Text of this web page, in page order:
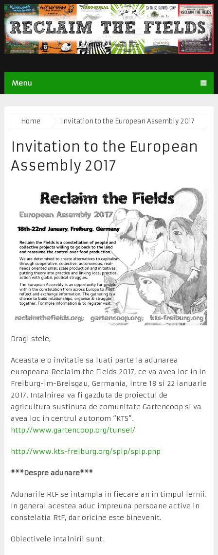
Menu
Home Invitation to the European Assembly 2017
Invitation to the European
Assembly 2017
Dragi stele,
Aceasta e o invitatie sa luati parte la adunarea
europeana Reclaim the Fields 2017, ce va avea loc in in
Freiburg-im-Breisgau, Germania, intre 18 si 22 ianuarie
2017. Intalnirea va fi gazduta de proiectul de
agricultura sustinuta de comunitate Gartencoop si va
avea loc in centrul autonom “KTS”.
http://www.gartencoop.org/tunsel/
http://www.kts-freiburg.org/spip/spip.php
***Despre adunare***
Adunarile RtF se intampla in fiecare an in timpul iernii.
In general acestea aduc impreuna persoane active in
constelatia RtF, dar oricine este binevenit.
Obiectivele intalnirii sunt: